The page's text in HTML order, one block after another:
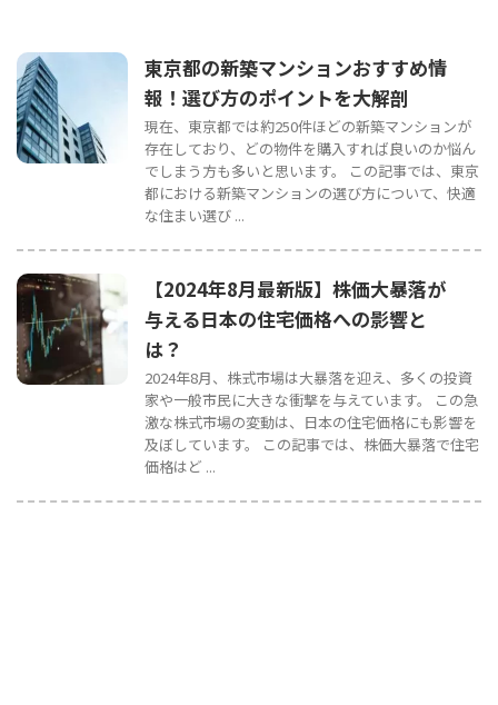
東京都の新築マンションおすすめ情
報！選び方のポイントを大解剖
現在、東京都では約250件ほどの新築マンションが
存在しており、どの物件を購入すれば良いのか悩ん
でしまう方も多いと思います。 この記事では、東京
都における新築マンションの選び方について、快適
な住まい選び ...
【2024年8月最新版】株価大暴落が
与える日本の住宅価格への影響と
は？
2024年8月、株式市場は大暴落を迎え、多くの投資
家や一般市民に大きな衝撃を与えています。 この急
激な株式市場の変動は、日本の住宅価格にも影響を
及ぼしています。 この記事では、株価大暴落で住宅
価格はど ...